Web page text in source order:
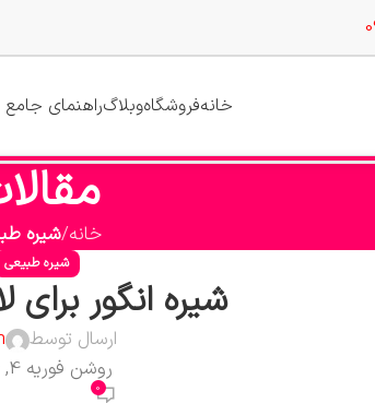
خانهفروشگاهوبلاگراهنمای
خانه شیره
شیره طبیعی
شیره انگور برای
ارسال توسط
روشن فوریه 4, 2024
0